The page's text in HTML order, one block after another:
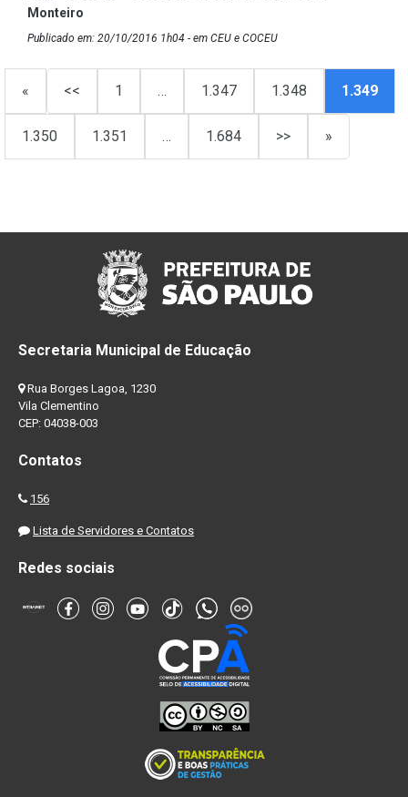
Monteiro
Publicado em: 20/10/2016 1h04 - em CEU e COCEU
« << 1 … 1.347 1.348 1.349
1.350 1.351 … 1.684 >> »
Secretaria Municipal de Educação
Rua Borges Lagoa, 1230
Vila Clementino
CEP: 04038-003
Contatos
156
Lista de Servidores e Contatos
Redes sociais